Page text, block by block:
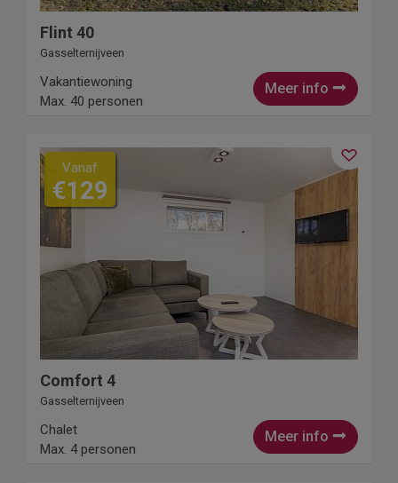
Flint 40
Gasselternijveen
Meer info
Vakantiewoning
Max. 40 personen
Vanaf
€129
Comfort 4
Gasselternijveen
Meer info
Chalet
Max. 4 personen